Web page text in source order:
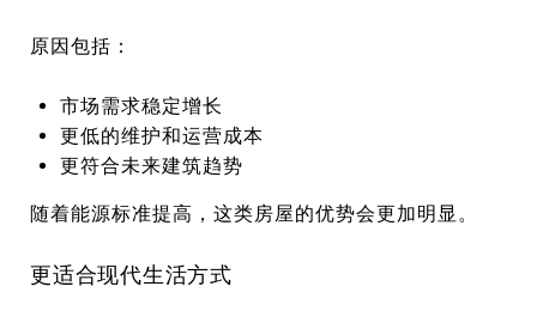
原因包括：
市场需求稳定增长
更低的维护和运营成本
更符合未来建筑趋势
随着能源标准提高，这类房屋的优势会更加明显。
更适合现代生活方式